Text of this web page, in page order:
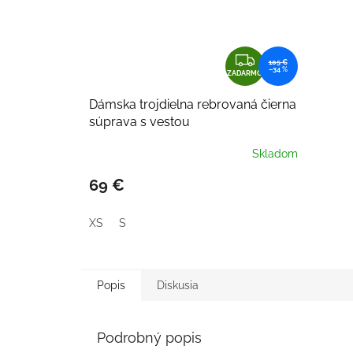
Z
A
D
M
ZADARMO
105 €
–34 %
Dámska trojdielna rebrovaná čierna
súprava s vestou
Skladom
69 €
XS S
Popis Diskusia
Podrobný popis